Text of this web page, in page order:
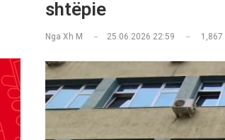
shtëpie
Nga Xh M 25.06.2026 22:59 1,867